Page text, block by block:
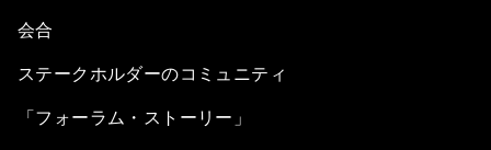
会合
ステークホルダーのコミュニティ
「フォーラム・ストーリー」